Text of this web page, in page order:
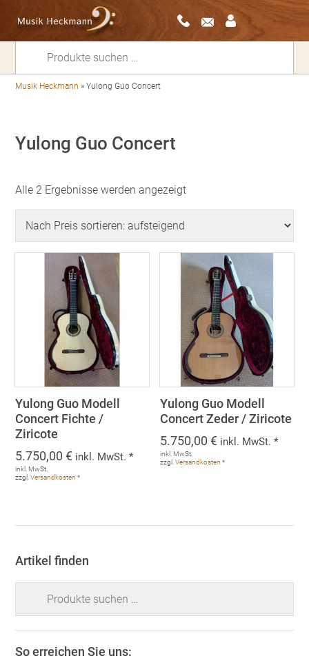
Musik Heckmann »Yulong Guo Concert
Yulong Guo Concert
Alle 2 Ergebnisse werden angezeigtNach
aufsteigend
Yulong Guo Modell
Concert Fichte /
Ziricote
5.750,00€ inkl. MwSt. *
inkl. MwSt.
zzgl.Versandkosten *
Yulong Guo Modell
Concert Zeder / Ziricote
5.750,00€ inkl. MwSt. *
inkl. MwSt.
zzgl.Versandkosten *
Artikel finden
So erreichen Sie uns: